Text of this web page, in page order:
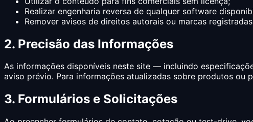
Realizar engenharia reversa de qualquer software
Remover avisos de direitos autorais ou marcas
2. Precisão das Informações
As informações disponíveis neste site — incluindo
aviso prévio. Para informações atualizadas sobre produtos ou
3. Formulários e Solicitações